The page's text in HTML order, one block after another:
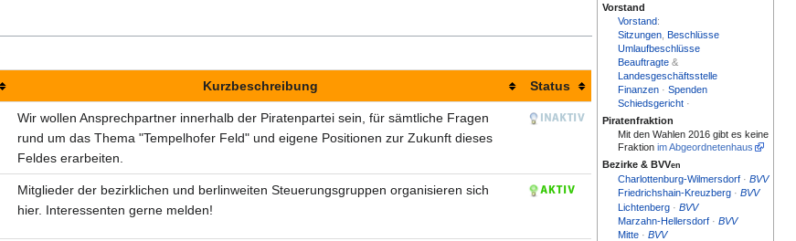
Vorstand
Vorstand:
Sitzungen, Beschlüsse
Umlaufbeschlüsse
Beauftragte &
Landesgeschäftsstelle
Finanzen · Spenden
Schiedsgericht ·
Piratenfraktion
Mit den Wahlen 2016 gibt es keine
Fraktion im Abgeordnetenhaus
Bezirke & BVVen
Charlottenburg-Wilmersdorf · BVV
Friedrichshain-Kreuzberg · BVV
Lichtenberg · BVV
Marzahn-Hellersdorf · BVV
Mitte · BVV
Kurzbeschreibung Status
Wir wollen Ansprechpartner innerhalb der Piraten­partei sein, für sämtliche Fragen
rund um das Thema "Tempel­hofer Feld" und eigene Positionen zur Zukunft dieses
Feldes erarbeiten.
Mitglieder der bezirklichen und berlinweiten Steuerungsgruppen organisieren sich
hier. Interessenten gerne melden!